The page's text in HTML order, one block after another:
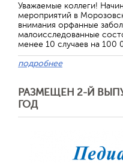
Уважаемые коллеги!
мероприятий в
внимания орфанные
малоисследованные
менее 10 случаев на 100
подробнее
РАЗМЕЩЕН 2-Й
ГОД